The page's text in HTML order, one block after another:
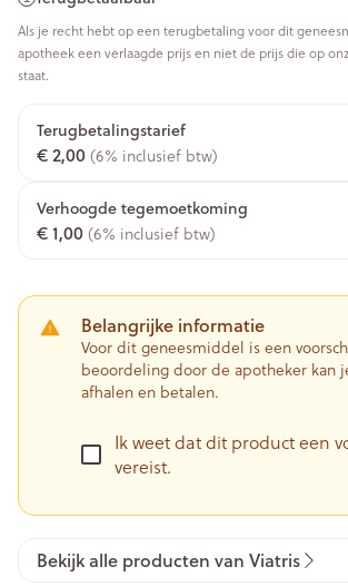
Als je recht hebt op een terugbetaling voor dit
apotheek een verlaagde prijs en niet de prijs die op
staat.
Terugbetalingstarief
€ 2,00(6% inclusief btw)
Verhoogde tegemoetkoming
€ 1,00(6% inclusief btw)
Belangrijke informatie
Voor dit geneesmiddel is een
beoordeling door de apotheker kan
afhalen en betalen.
Ik weet dat dit product een
vereist.
Bekijk alle producten van Viatris